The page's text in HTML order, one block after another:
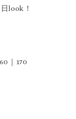
look！
｜170